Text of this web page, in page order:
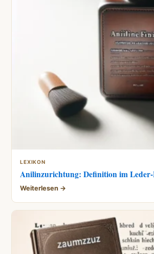
LEXIKON
Anilinzurichtung: Definition im
Weiterlesen →